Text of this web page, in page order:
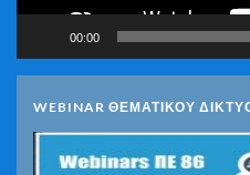
00:00
WEBINAR ΘΕΜΑΤΙΚΟΥ